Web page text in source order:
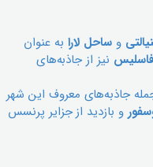
و ساحل لارا به عنوان
نیز از جاذبه‌های
جمله جاذبه‌های معروف این شهر
و بازدید از جزایر پرنسس